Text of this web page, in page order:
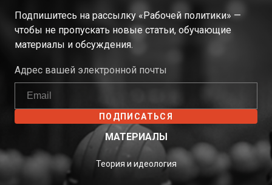
МАТЕРИАЛЫ
Теория и идеология
Подпишитесь на рассылку «Рабочей политики» —
чтобы не пропускать новые статьи, обучающие
материалы и обсуждения.
Адрес вашей электронной почты
ПОДПИСАТЬСЯ